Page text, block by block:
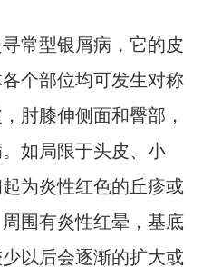
常型银屑病，它的皮
个部位均可发生对称
肘膝伸侧面和臀部，
如局限于头皮、小
为炎性红色的丘疹或
围有炎性红晕，基底
以后会逐渐的扩大或